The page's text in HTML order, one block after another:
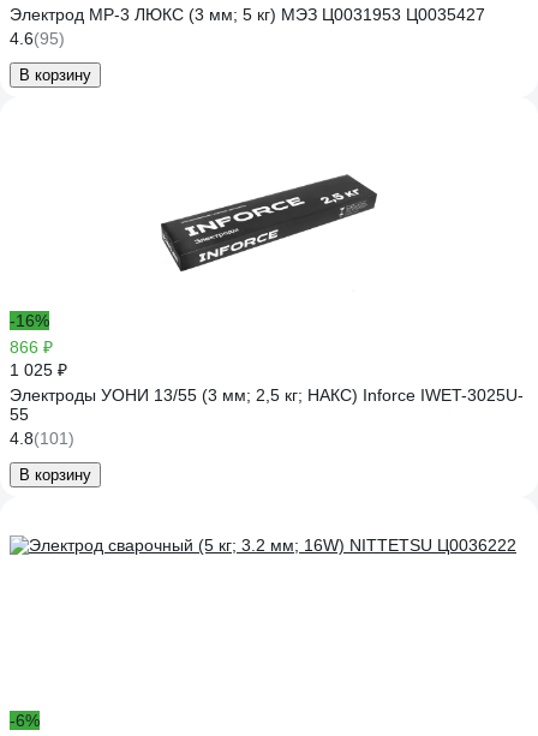
Электрод МР-3 ЛЮКС (3 мм; 5 кг) МЭЗ Ц0031953 Ц0035427
4.6(95)
В корзину
-16%
866 ₽
1 025 ₽
Электроды УОНИ 13/55 (3 мм; 2,5 кг; НАКС) Inforce IWET-3025U-
55
4.8(101)
В корзину
-6%